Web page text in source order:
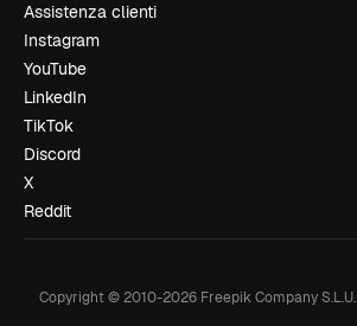
Assistenza clienti
Instagram
YouTube
LinkedIn
TikTok
Discord
X
Reddit
Copyright © 2010-2026Freepik Company S.L.U.